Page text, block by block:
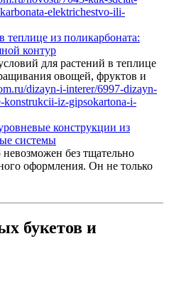
теплице из поликарбоната:
контур
для растений в теплице
овощей, фруктов и
конструкции из
системы
без тщательно
оформления. Он не только
букетов и